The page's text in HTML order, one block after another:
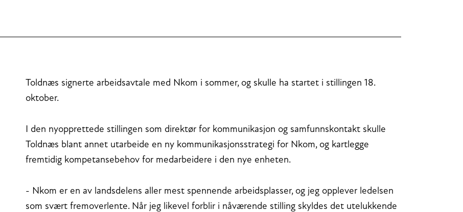
Toldnæs signerte arbeidsavtale med Nkom i sommer, og skulle ha startet i stillingen 18.
oktober.
I den nyopprettede stillingen som direktør for kommunikasjon og samfunnskontakt skulle
Toldnæs blant annet utarbeide en ny kommunikasjonsstrategi for Nkom, og kartlegge
fremtidig kompetansebehov for medarbeidere i den nye enheten.
- Nkom er en av landsdelens aller mest spennende arbeidsplasser, og jeg opplever ledelsen
som svært fremoverlente. Når jeg likevel forblir i nåværende stilling skyldes det utelukkende